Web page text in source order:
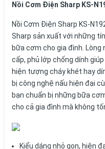
Nồi Cơm Điện Sharp KS-
Nồi Cơm Điện Sharp KS-
Sharp sản xuất với những
bữa cơm cho gia đình.
cấp, phủ lớp chống dính
hiện tượng cháy khét hay
bị công nghệ nấu hiện đại
bạn chuẩn bị những bữa
cho cả gia đình mà không
Kiểu dáng nhỏ gọn, hiện